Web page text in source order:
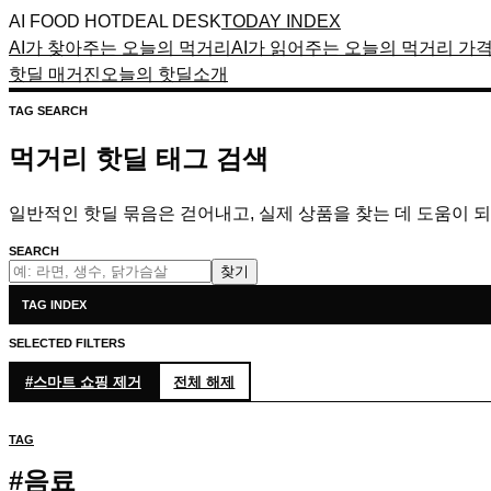
AI FOOD HOTDEAL DESKTODAY INDEX
AI가 찾아주는 오늘의 먹거리 AI가 읽어주는 오늘의 먹거리 가
핫딜 매거진 오늘의 핫딜소개
TAG SEARCH
먹거리 핫딜 태그 검색
일반적인 핫딜 묶음은 걷어내고, 실제 상품을 찾는 데 도움이
SEARCH
찾기
TAG INDEX
SELECTED FILTERS
#스마트 쇼핑 제거 전체 해제
TAG
#음료